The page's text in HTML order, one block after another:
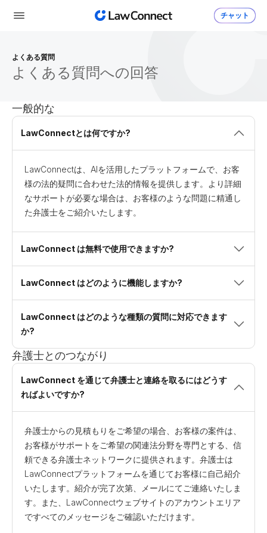
チャット
よくある質問
よくある質問への回答
一般的な
LawConnectとは何ですか?
LawConnectは、AIを活用したプラットフォームで、お客
様の法的疑問に合わせた法的情報を提供します。より詳細
なサポートが必要な場合は、お客様のような問題に精通し
た弁護士をご紹介いたします。
LawConnect は無料で使用できますか?
LawConnect はどのように機能しますか?
LawConnect はどのような種類の質問に対応できます
か?
弁護士とのつながり
LawConnect を通じて弁護士と連絡を取るにはどうす
ればよいですか?
弁護士からの見積もりをご希望の場合、お客様の案件は、
お客様がサポートをご希望の関連法分野を専門とする、信
頼できる弁護士ネットワークに提供されます。弁護士は
LawConnectプラットフォームを通じてお客様に自己紹介
いたします。紹介が完了次第、メールにてご連絡いたしま
す。また、LawConnectウェブサイトのアカウントエリア
ですべてのメッセージをご確認いただけます。